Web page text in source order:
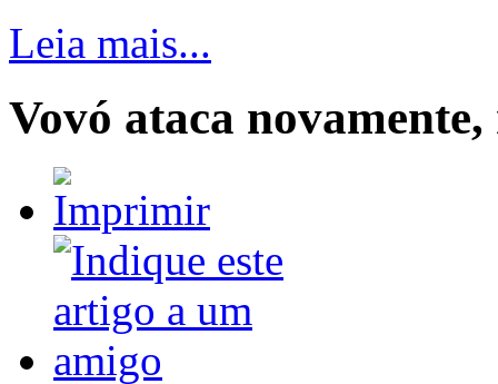
Leia mais...
Vovó ataca novamente,